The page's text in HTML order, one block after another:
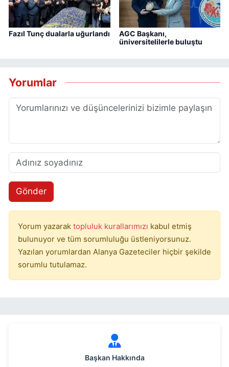
Fazıl Tunç dualarla uğurlandı
AGC Başkanı,
üniversitelilerle buluştu
Yorumlar
Gönder
Yorum yazarak topluluk kurallarımızı kabul etmiş
bulunuyor ve tüm sorumluluğu üstleniyorsunuz.
Yazılan yorumlardan Alanya Gazeteciler hiçbir şekilde
sorumlu tutulamaz.
Başkan Hakkında